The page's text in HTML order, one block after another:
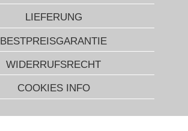
LIEFERUNG
BESTPREISGARANTIE
WIDERRUFSRECHT
COOKIES INFO